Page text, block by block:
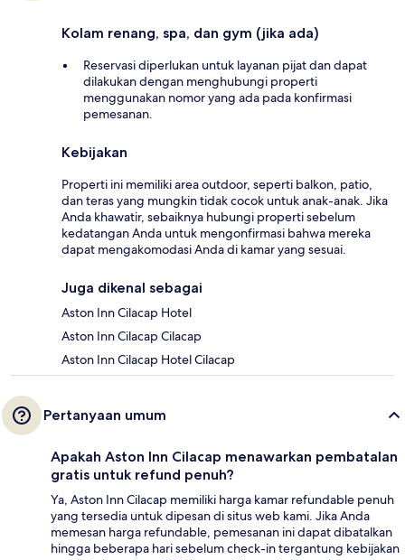
Kolam renang, spa, dan gym (jika ada)
Reservasi diperlukan untuk layanan pijat dan dapat
dilakukan dengan menghubungi properti
menggunakan nomor yang ada pada konfirmasi
pemesanan.
Kebijakan
Properti ini memiliki area outdoor, seperti balkon, patio,
dan teras yang mungkin tidak cocok untuk anak-anak. Jika
Anda khawatir, sebaiknya hubungi properti sebelum
kedatangan Anda untuk mengonfirmasi bahwa mereka
dapat mengakomodasi Anda di kamar yang sesuai.
Juga dikenal sebagai
Aston Inn Cilacap Hotel
Aston Inn Cilacap Cilacap
Aston Inn Cilacap Hotel Cilacap
Pertanyaan umum
Apakah Aston Inn Cilacap menawarkan pembatalan
gratis untuk refund penuh?
Ya, Aston Inn Cilacap memiliki harga kamar refundable penuh
yang tersedia untuk dipesan di situs web kami. Jika Anda
memesan harga refundable, pemesanan ini dapat dibatalkan
hingga beberapa hari sebelum check-in tergantung kebijakan